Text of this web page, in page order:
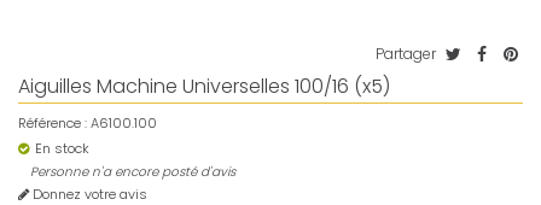
Partager
Aiguilles Machine Universelles 100/16 (x5)
Référence :A6100.100
En stock
Personne n'a encore posté d'avis
Donnez votre avis